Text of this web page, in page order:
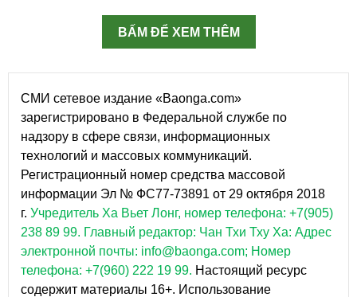
BẤM ĐỂ XEM THÊM
СМИ сетевое издание «Baonga.com»
зарегистрировано в Федеральной службе по
надзору в сфере связи, информационных
технологий и массовых коммуникаций.
Регистрационный номер средства массовой
информации Эл № ФС77-73891 от 29 октября 2018
г. Учредитель Ха Вьет Лонг, номер телефона: +7(905)
238 89 99. Главный редактор: Чан Тхи Тху Ха: Адрес
электронной почты: info@baonga.com; Номер
телефона: +7(960) 222 19 99. Настоящий ресурс
содержит материалы 16+. Использование